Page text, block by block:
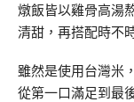
燉飯皆以雞骨高湯
清甜，再搭配時不
雖然是使用台灣米
從第一口滿足到最